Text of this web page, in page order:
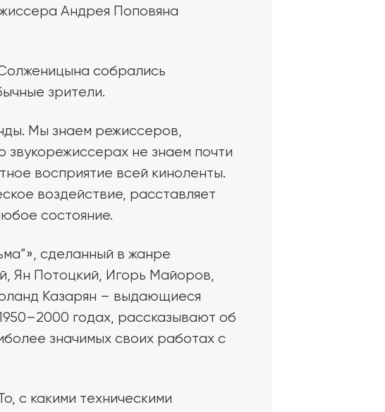
Андрея Поповяна
собрались
зрители.
Мы знаем режиссеров,
не знаем почти
восприятие всей киноленты.
воздействие, расставляет
состояние.
сделанный в жанре
Ян Потоцкий, Игорь Майоров,
Казарян – выдающиеся
годах, рассказывают об
значимых своих работах с
с какими техническими